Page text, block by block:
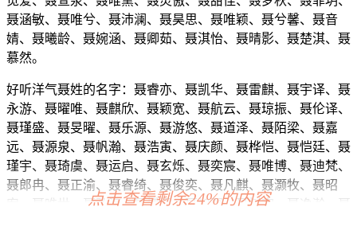
聂涵敏、聂唯兮、聂沛澜、聂昊思、聂唯颖、聂兮馨、聂音
婧、聂曦龄、聂婉涵、聂卿茹、聂淇怡、聂晴影、聂楚淇、聂
慕然。
好听洋气聂姓的名字：聂睿亦、聂凯华、聂雷麒、聂宇译、聂
永游、聂曜唯、聂麒欣、聂颖宽、聂航云、聂琼振、聂伦译、
聂瑾盛、聂旻曜、聂乐源、聂游悠、聂道泽、聂陌梁、聂嘉
远、聂源泉、聂帆瀚、聂浩寅、聂庆颜、聂桦恺、聂恺廷、聂
瑾宇、聂琦虞、聂运启、聂玄烁、聂奕宸、聂唯博、聂迪梵、
聂郎冉、聂正渝、聂睿绮、聂俊奕、聂凡麒、聂灏牧、聂昭
宥、聂唯世、聂弘海、聂博绍、聂旭琛、聂树宗、聂逸瀚、聂
点击查看剩余24%的内容